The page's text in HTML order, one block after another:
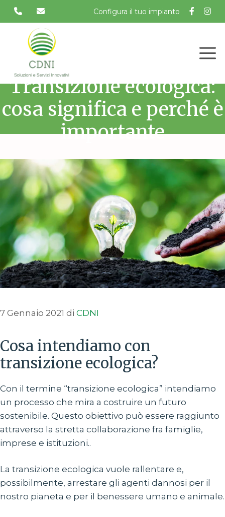
contenuto
Configura il tuo impianto
Transizione ecologica:
cosa significa e perché è
importante
7 Gennaio 2021 di CDNI
Cosa intendiamo con
transizione ecologica?
Con il termine “transizione ecologica” intendiamo
un processo che mira a costruire un futuro
sostenibile. Questo obiettivo può essere raggiunto
attraverso la stretta collaborazione fra famiglie,
imprese e istituzioni..
La transizione ecologica vuole rallentare e,
possibilmente, arrestare gli agenti dannosi per il
nostro pianeta e per il benessere umano e animale.